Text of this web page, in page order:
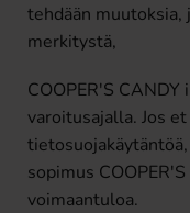
tehdään
merkitystä,
COOPER'S
varoitusajalla. Jos
sopimus
voimaantuloa.